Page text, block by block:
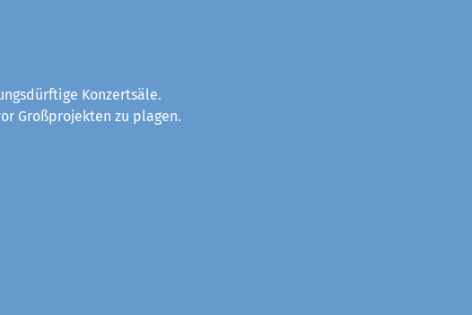
Konzertsäle.
Großprojekten zu plagen.